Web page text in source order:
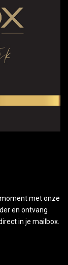
met onze
en ontvang
in je mailbox.